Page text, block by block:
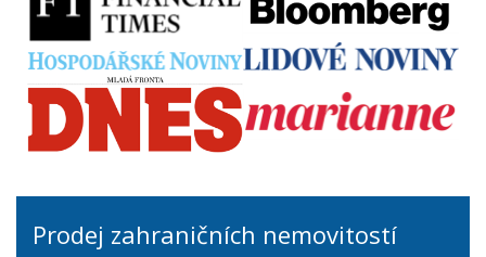
Prodej zahraničních nemovitostí